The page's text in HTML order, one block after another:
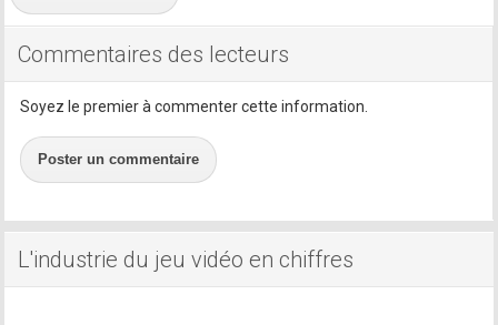
Commentaires des lecteurs
Soyez le premier à commenter cette information.
Poster un commentaire
L'industrie du jeu vidéo en chiffres